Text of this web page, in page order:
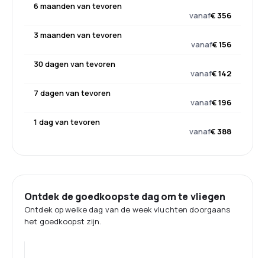
6 maanden van tevoren
vanaf€ 356
3 maanden van tevoren
vanaf€ 156
30 dagen van tevoren
vanaf€ 142
7 dagen van tevoren
vanaf€ 196
1 dag van tevoren
vanaf€ 388
Ontdek de goedkoopste dag om te vliegen
Ontdek op welke dag van de week vluchten doorgaans
het goedkoopst zijn.